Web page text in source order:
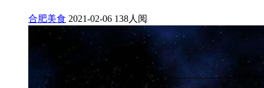
合肥美食 2021-02-06 138人阅